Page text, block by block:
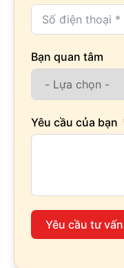
Bạn quan tâm
Yêu cầu của bạn
Yêu cầu tư vấn